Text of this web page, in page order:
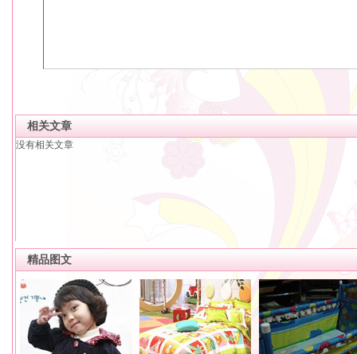
相关文章
没有相关文章
精品图文